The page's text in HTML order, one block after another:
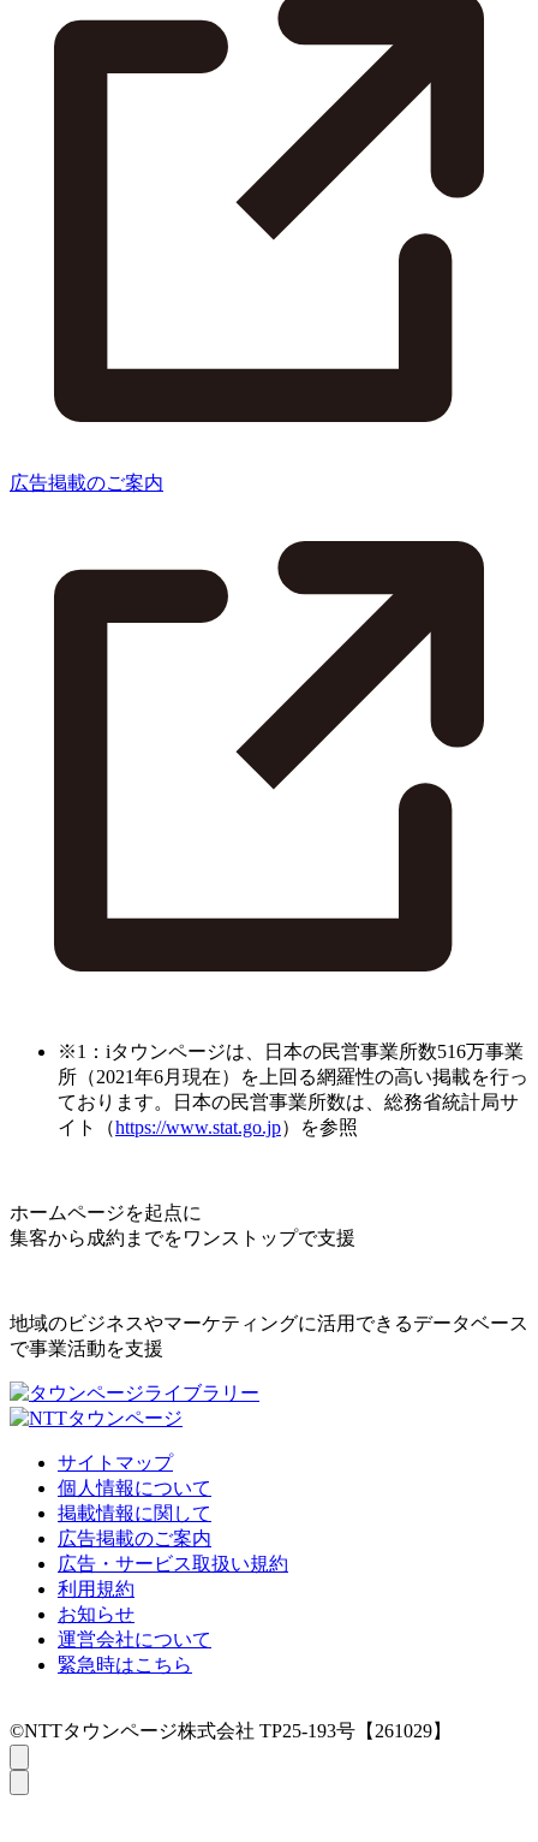
広告掲載のご案内
※1：iタウンページは、日本の民営事業所数516万事業
所（2021年6月現在）を上回る網羅性の高い掲載を行っ
ております。日本の民営事業所数は、総務省統計局サ
イト（https://www.stat.go.jp）を参照
ホームページを起点に
集客から成約までをワンストップで支援
地域のビジネスやマーケティングに活用できるデータベース
で事業活動を支援
サイトマップ
個人情報について
掲載情報に関して
広告掲載のご案内
広告・サービス取扱い規約
利用規約
お知らせ
運営会社について
緊急時はこちら
©NTTタウンページ株式会社 TP25-193号【261029】